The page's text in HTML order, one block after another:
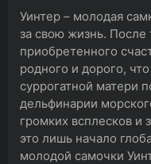
Уинтер – молодая
за свою жизнь. После
приобретенного
родного и дорого,
суррогатной матери
дельфинарии
громких всплесков и
это лишь начало
молодой самочки